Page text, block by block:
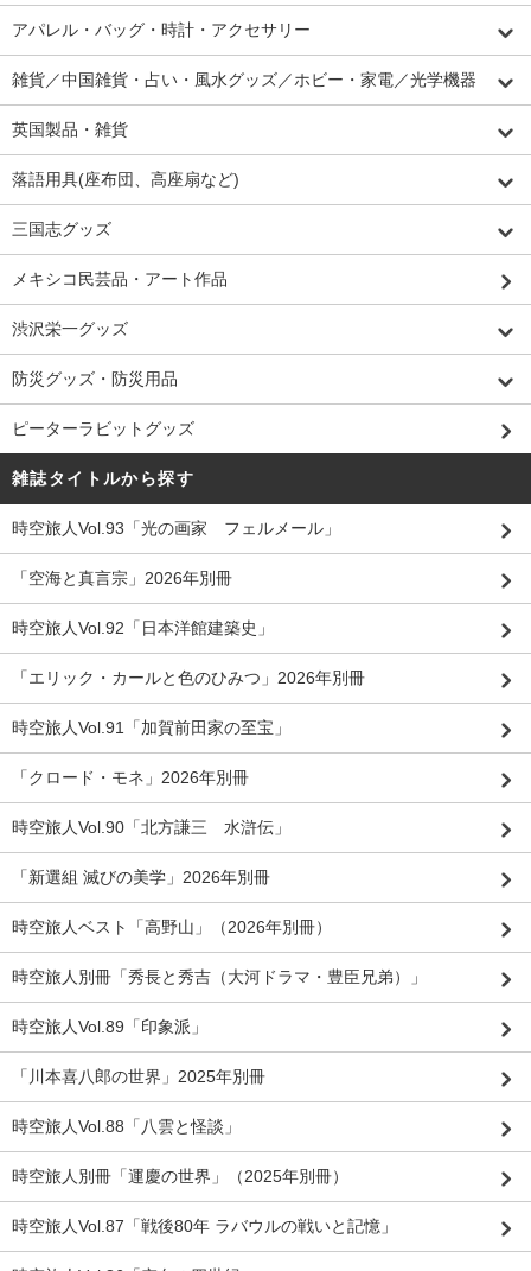
アパレル・バッグ・時計・アクセサリー
雑貨／中国雑貨・占い・風水グッズ／ホビー・家電／光学機器
英国製品・雑貨
落語用具(座布団、高座扇など)
三国志グッズ
メキシコ民芸品・アート作品
渋沢栄一グッズ
防災グッズ・防災用品
ピーターラビットグッズ
雑誌タイトルから探す
時空旅人Vol.93「光の画家 フェルメール」
「空海と真言宗」2026年別冊
時空旅人Vol.92「日本洋館建築史」
「エリック・カールと色のひみつ」2026年別冊
時空旅人Vol.91「加賀前田家の至宝」
「クロード・モネ」2026年別冊
時空旅人Vol.90「北方謙三 水滸伝」
「新選組 滅びの美学」2026年別冊
時空旅人ベスト「高野山」（2026年別冊）
時空旅人別冊「秀長と秀吉（大河ドラマ・豊臣兄弟）」
時空旅人Vol.89「印象派」
「川本喜八郎の世界」2025年別冊
時空旅人Vol.88「八雲と怪談」
時空旅人別冊「運慶の世界」（2025年別冊）
時空旅人Vol.87「戦後80年 ラバウルの戦いと記憶」